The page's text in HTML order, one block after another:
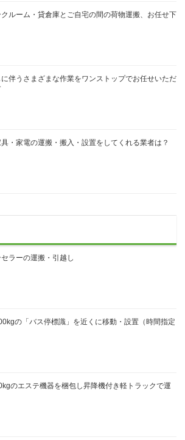
クルーム・貸倉庫とご自宅の間の荷物運搬、お任せ下
に伴うさまざまな作業をワンストップでお任せいただ
・家電の運搬・搬入・設置をしてくれる業者は？
ラーの運搬・引越し
の「バス停標識」を近くに移動・設置（時間指定
のエステ機器を梱包し昇降機付き軽トラックで運